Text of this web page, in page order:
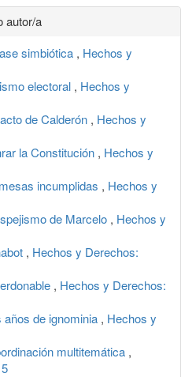
autor/a
simbiótica , Hechos y
electoral , Hechos y
de Calderón , Hechos y
la Constitución , Hechos y
incumplidas , Hechos y
de Marcelo , Hechos y
, Hechos y Derechos:
, Hechos y Derechos:
años de ignominia , Hechos y
multitemática ,